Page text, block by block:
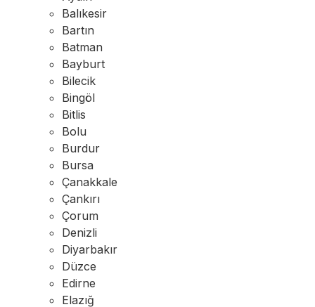
Balıkesir
Bartın
Batman
Bayburt
Bilecik
Bingöl
Bitlis
Bolu
Burdur
Bursa
Çanakkale
Çankırı
Çorum
Denizli
Diyarbakır
Düzce
Edirne
Elazığ